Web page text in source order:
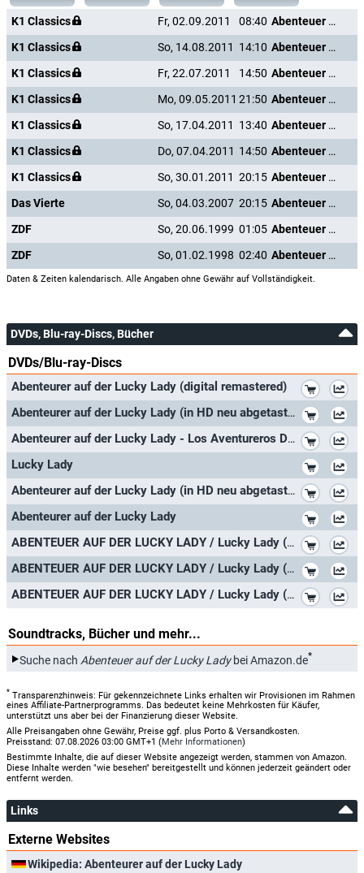
K1 Classics Fr, 02.09.2011 08:40
Abenteuer auf der Lucky Lady
K1 Classics
So, 14.08.2011 14:10
Abenteuer auf der Lucky Lady
K1 Classics
Fr, 22.07.2011 14:50
Abenteuer auf der Lucky Lady
K1 Classics
Mo, 09.05.2011 21:50
Abenteuer auf der Lucky Lady
K1 Classics
So, 17.04.2011 13:40
Abenteuer auf der Lucky Lady
K1 Classics
Do, 07.04.2011 14:50
Abenteuer auf der Lucky Lady
K1 Classics
So, 30.01.2011 20:15
Abenteuer auf der Lucky Lady
Das Vierte
So, 04.03.2007 20:15
Abenteuer auf der Lucky Lady
ZDF
So, 20.06.1999 01:05
Abenteuer auf der Lucky Lady
ZDF
So, 01.02.1998 02:40 Abenteuer auf der Lucky Lady
Daten & Zeiten kalendarisch. Alle Angaben ohne Gewähr auf Vollständigkeit.
DVDs, Blu-ray-Discs, Bücher
DVDs/Blu-ray-Discs
Abenteurer auf der Lucky Lady (digital remastered)
Abenteurer auf der Lucky Lady (in HD neu abgetastet) [Blu-ray]
Abenteurer auf der Lucky Lady - Los Aventureros De Lucky Lady - Lucky Lady - Stanley Donen - Gene Hackman y Liza Minnelli - Aud
Lucky Lady
Abenteurer auf der Lucky Lady (in HD neu abgetastet)
Abenteurer auf der Lucky Lady
ABENTEUER AUF DER LUCKY LADY / Lucky Lady ( ) [ Französische Import ]
ABENTEUER AUF DER LUCKY LADY / Lucky Lady (1975) ( ) [ Australische Import ]
ABENTEUER AUF DER LUCKY LADY / Lucky Lady (1975) ( ) [ Spanische Import ] (Blu-Ray)
Soundtracks, Bücher und mehr...
Suche nach Abenteuer auf der Lucky Ladybei Amazon.de*
* Transparenzhinweis: Für gekennzeichnete Links erhalten wir Provisionen im Rahmen
eines Affiliate-Partnerprogramms. Das bedeutet keine Mehrkosten für Käufer,
unterstützt uns aber bei der Finanzierung dieser Website.
Alle Preisangaben ohne Gewähr, Preise ggf. plus Porto & Versandkosten.
Preisstand: 07.08.2026 03:00 GMT+1 (Mehr Informationen)
Bestimmte Inhalte, die auf dieser Website angezeigt werden, stammen von Amazon.
Diese Inhalte werden "wie besehen" bereitgestellt und können jederzeit geändert oder
entfernt werden.
Links
Externe Websites
Wikipedia: Abenteurer auf der Lucky Lady